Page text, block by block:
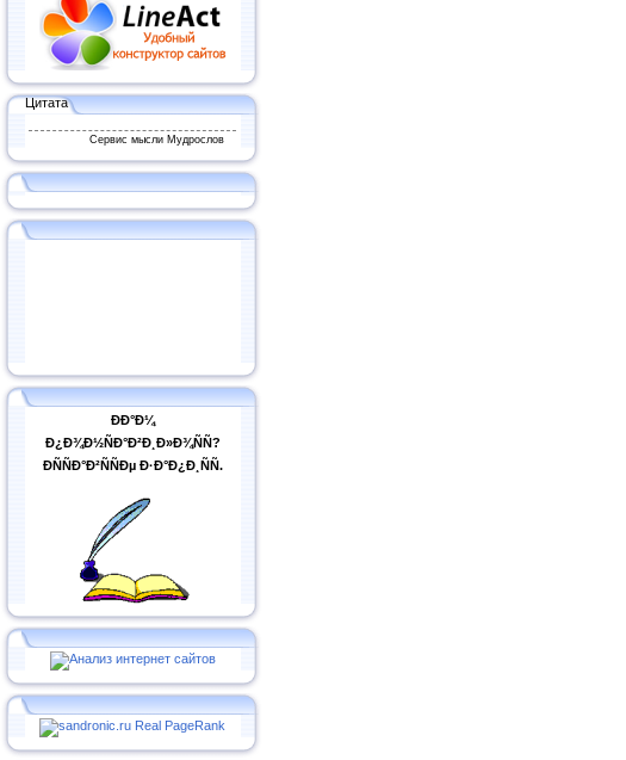
Цитата
Сервис мысли Мудрослов
ÐÐ°Ð¼
Ð¿Ð¾Ð½ÑÐ°Ð²Ð¸Ð»Ð¾ÑÑ?
ÐÑÑÐ°Ð²ÑÑÐµ Ð·Ð°Ð¿Ð¸ÑÑ.